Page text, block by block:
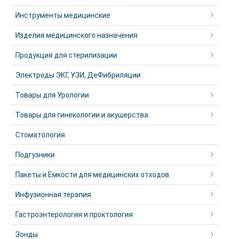
Инструменты медицинские
Изделия медицинского назначения
Продукция для стерилизации
Электроды ЭКГ, УЗИ, ДеФибриляции
Товары для Урологии
Товары для гинекологии и акушерства
Стоматология
Подгузники
Пакеты и Емкости для медицинских отходов
Инфузионная терапия
Гастроэнтерология и проктология
Зонды